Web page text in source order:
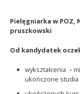
Pielęgniarka w POZ,
pruszkowski
Od kandydatek
wykształcenia –
ukończone